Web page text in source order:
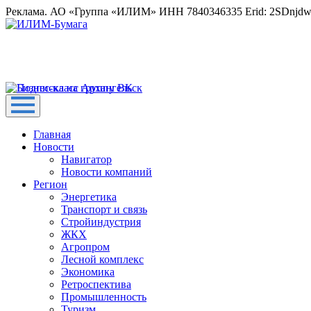
Реклама. АО «Группа «ИЛИМ» ИНН 7840346335 Erid:
Главная
Новости
Навигатор
Новости компаний
Регион
Энергетика
Транспорт и связь
Стройиндустрия
ЖКХ
Агропром
Лесной комплекс
Экономика
Ретроспектива
Промышленность